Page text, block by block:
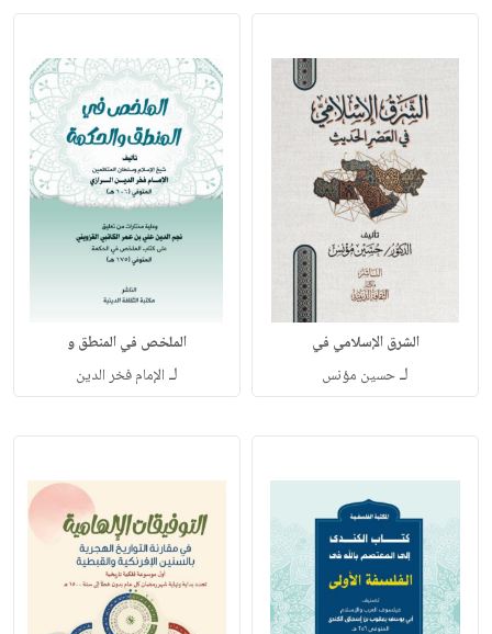
الشرق الإسلامي في
لـحسين مؤنس
الملخص في المنطق و
لـ الإمام فخر الدين